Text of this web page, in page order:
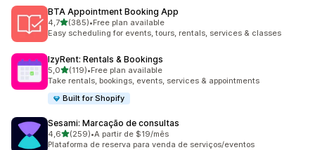
BTA Appointment Booking App
4,7de 5 estrelas
(385)
385 total de avaliações
•Free plan available
Easy scheduling for events, tours, rentals, services & classes
IzyRent: Rentals & Bookings
5,0de 5 estrelas
(119)
119 total de avaliações
•Free plan available
Take rentals, bookings, events, services & appointments
Built for Shopify
Sesami: Marcação de consultas
4,6de 5 estrelas
(259)
259 total de avaliações
•A partir de $19/mês
Plataforma de reserva para venda de serviços/eventos